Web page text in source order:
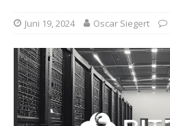
Juni 19, 2024 Oscar Siegert